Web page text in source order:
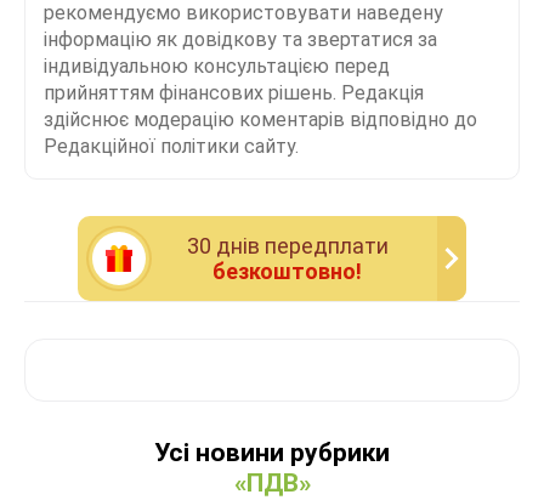
рекомендуємо використовувати наведену
інформацію як довідкову та звертатися за
індивідуальною консультацією перед
прийняттям фінансових рішень. Редакція
здійснює модерацію коментарів відповідно до
Редакційної політики сайту.
30 днiв передплати
безкоштовно!
Усі новини рубрики
«ПДВ»